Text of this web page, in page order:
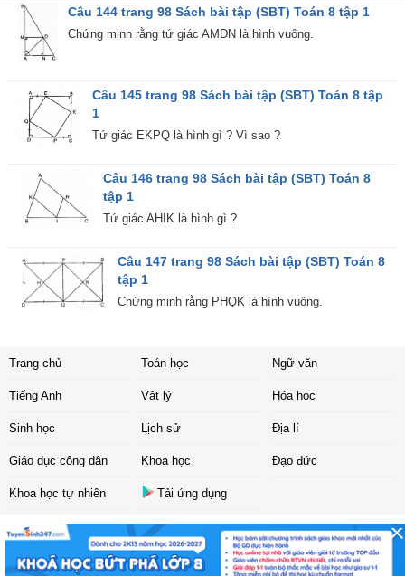
Câu 144 trang 98 Sách bài tập (SBT) Toán 8 tập 1
Chứng minh rằng tứ giác AMDN là hình vuông.
Câu 145 trang 98 Sách bài tập (SBT) Toán 8 tập
1
Tứ giác EKPQ là hình gì ? Vì sao ?
Câu 146 trang 98 Sách bài tập (SBT) Toán 8
tập 1
Tứ giác AHIK là hình gì ?
Câu 147 trang 98 Sách bài tập (SBT) Toán 8
tập 1
Chứng minh rằng PHQK là hình vuông.
Trang chủ Toán học Ngữ văn
Tiếng Anh Vật lý Hóa học
Sinh học Lịch sử Địa lí
Giáo dục công dân Khoa học Đạo đức
Khoa học tự nhiên Tải ứng dụng
Liên hệ
Chính sách
Copyright ©2017 Sachbaitap.com